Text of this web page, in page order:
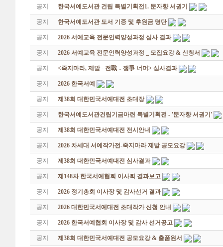
공지 한국서예도서관 건립 특별기획전1. 문자향 서권기
공지 한국서예도서관 도서 기증 및 후원금 명단
공지 2026 서예교육 전문인력양성과정 심사 결과
공지 2026 서예교육 전문인력양성과정 _ 모집요강 & 신청서
공지 <죽지마라, 제발 - 전戰 ․ 쟁爭 너머> 심사결과
공지 2026 한국서예
공지 제38회 대한민국서예대전 초대장
공지 한국서예도서관건립기금마련 특별기획전 - '문자향 서권기'
공지 제38회 대한민국서예대전 전시안내
공지 2026 차세대 서예작가전-죽지마라 제발 공모요강
공지 제38회 대한민국서예대전 심사결과
공지 제148차 한국서예협회 이사회 결과보고
공지 2026 정기총회 이사장 및 감사선거 결과
공지 2026 대한민국서예대전 초대작가 신청 안내
공지 2026 한국서예협회 이사장 및 감사 선거공고
공지 제38회 대한민국서예대전 공모요강 & 출품원서